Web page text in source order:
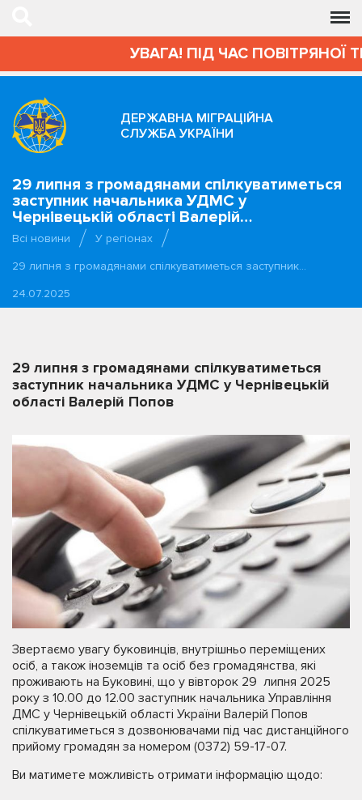
УВАГА! ПІД ЧАС ПОВІТРЯНОЇ
ДЕРЖАВНА МІГРАЦІЙНА
СЛУЖБА УКРАЇНИ
29 липня з громадянами спілкуватиметься
заступник начальника УДМС у
Чернівецькій області Валерій…
Всі новини
У регіонах
29 липня з громадянами спілкуватиметься заступник…
24.07.2025
29 липня з громадянами спілкуватиметься
заступник начальника УДМС у Чернівецькій
області Валерій Попов
Звертаємо увагу буковинців, внутрішньо переміщених
осіб, а також іноземців та осіб без громадянства, які
проживають на Буковині, що у вівторок 29 липня 2025
року з 10.00 до 12.00 заступник начальника Управління
ДМС у Чернівецькій області України Валерій Попов
спілкуватиметься з дозвонювачами під час дистанційного
прийому громадян за номером (0372) 59-17-07.
Ви матимете можливість отримати інформацію щодо: